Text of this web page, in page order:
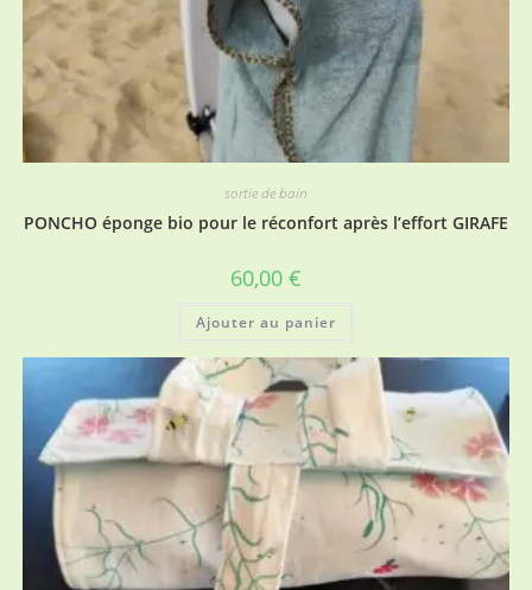
sortie de bain
PONCHO éponge bio pour le réconfort après l’effort GIRAFE
60,00 €
Ajouter au panier